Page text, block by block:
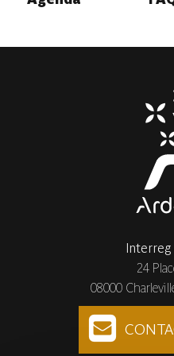
Interreg
24
08000